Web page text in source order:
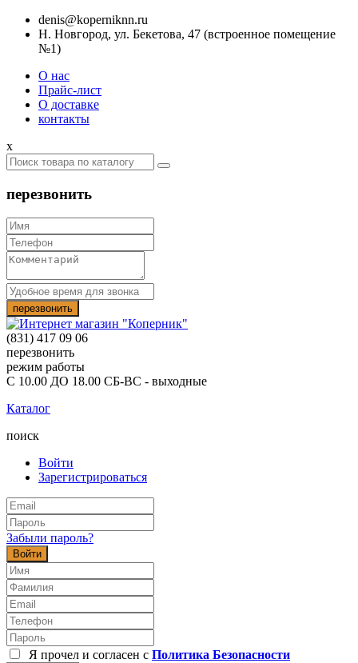
denis@koperniknn.ru
Н. Новгород, ул. Бекетова, 47 (встроенное помещение
№1)
О нас
Прайс-лист
О доставке
контакты
x
перезвонить
(831) 417 09 06
перезвонить
режим работы
С 10.00 ДО 18.00 СБ-ВС - выходные
Каталог
поиск
Войти
Зарегистрироваться
Забыли пароль?
Войти
Я прочел и согласен с Политика Безопасности